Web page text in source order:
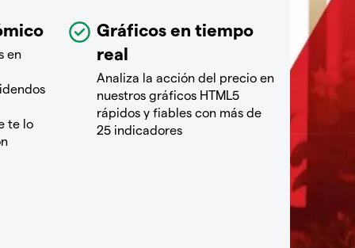
en
te lo
Gráficos en tiempo
real
Analiza la acción del precio en
nuestros gráficos HTML5
rápidos y fiables con más de
25 indicadores